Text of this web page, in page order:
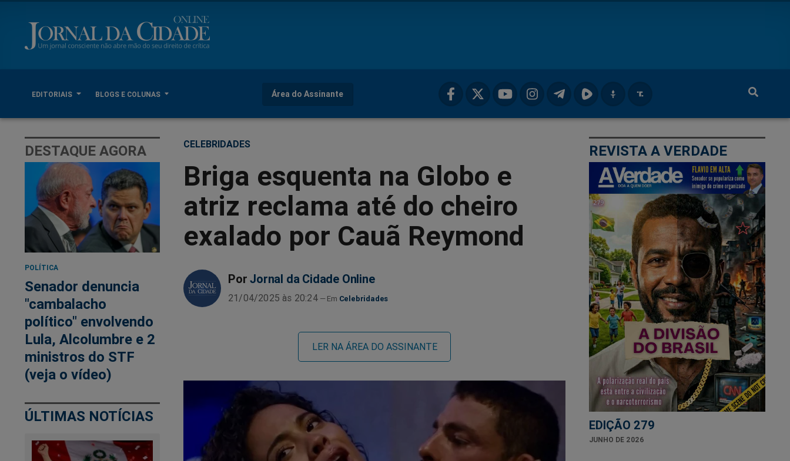
EDITORIAIS BLOGS E COLUNAS Área do Assinante
DESTAQUE AGORA
POLÍTICA
Senador denuncia
"cambalacho
político" envolvendo
Lula, Alcolumbre e 2
ministros do STF
(veja o vídeo)
ÚLTIMAS NOTÍCIAS
CELEBRIDADES
Briga esquenta na Globo e
atriz reclama até do cheiro
exalado por Cauã Reymond
Por Jornal da Cidade Online
21/04/2025 às 20:24 Celebridades
LER NA ÁREA DO ASSINANTE
REVISTA A VERDADE
EDIÇÃO 279
JUNHO DE 2026